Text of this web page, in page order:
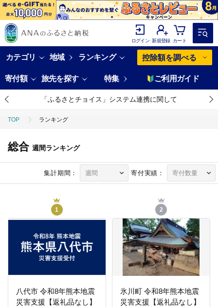
ログイン 新規登録 カート
カテゴリ 地域 ランキング 控除額を調べる
寄付額 旅先を探す 特集 ご利用ガイド
「ふるさとチョイス」システム連携に関して
TOP ランキング
総合 週間ランキング
集計期間： 寄付実績：
1
八代市 令和8年熊本地震
災害支援【返礼品なし】
2
氷川町 令和8年熊本地震
災害支援【返礼品なし】